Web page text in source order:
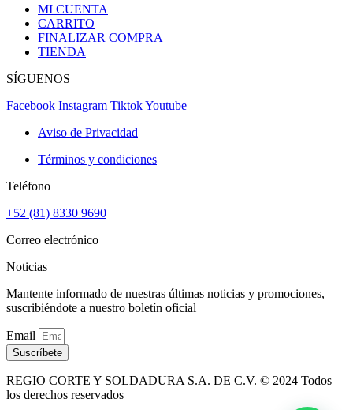
MI CUENTA
CARRITO
FINALIZAR COMPRA
TIENDA
SÍGUENOS
Facebook Instagram TiktokYoutube
Aviso de Privacidad
Términos y condiciones
Teléfono
+52 (81) 8330 9690
Correo electrónico
Noticias
Mantente informado de nuestras últimas noticias y promociones,
suscribiéndote a nuestro boletín oficial
Email
Suscríbete
REGIO CORTE Y SOLDADURA S.A. DE C.V. © 2024 Todos
los derechos reservados